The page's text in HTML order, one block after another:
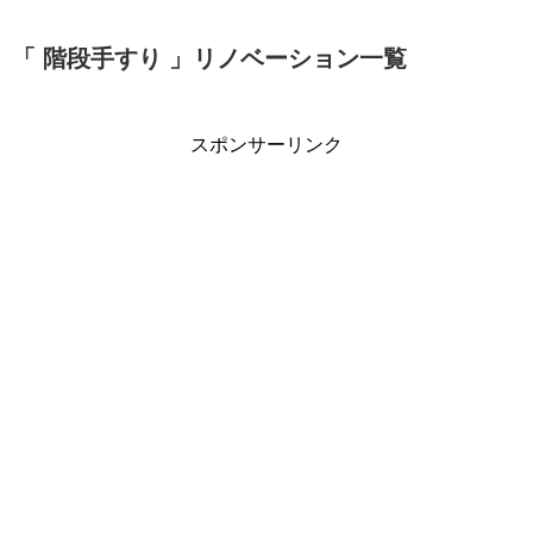
「 階段手すり 」リノベーション一覧
スポンサーリンク